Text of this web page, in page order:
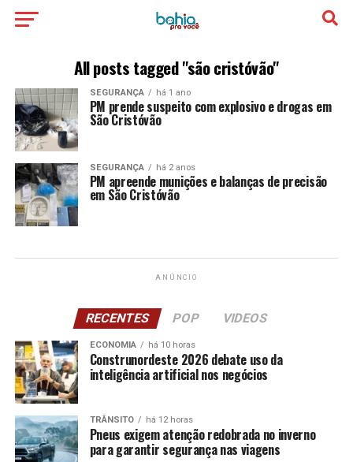
All posts tagged "são cristóvão"
SEGURANÇA há 1 ano
PM prende suspeito com explosivo e drogas em
São Cristóvão
SEGURANÇA há 2 anos
PM apreende munições e balanças de precisão
em São Cristóvão
ANÚNCIO
RECENTES POP VIDEOS
ECONOMIA há 10 horas
Construnordeste 2026 debate uso da
inteligência artificial nos negócios
TRÂNSITO há 12 horas
Pneus exigem atenção redobrada no inverno
para garantir segurança nas viagens